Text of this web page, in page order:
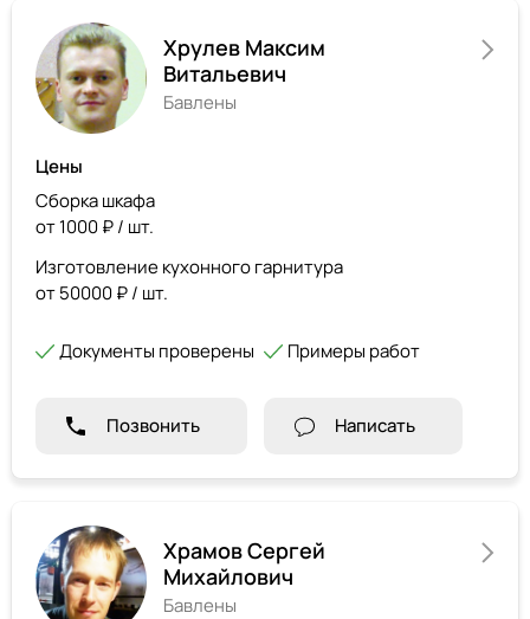
Хрулев Максим
Витальевич
Бавлены
Цены
Сборка шкафа
от 1000 ₽ / шт.
Изготовление кухонного гарнитура
от 50000 ₽ / шт.
Документы проверены Примеры работ
Позвонить Написать
Храмов Сергей
Михайлович
Бавлены